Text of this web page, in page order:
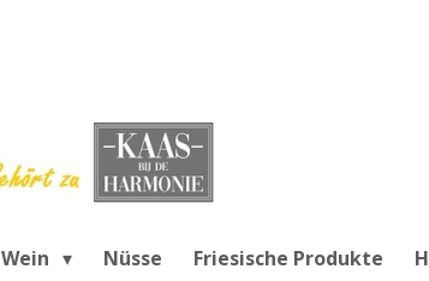
Wein Nüsse Friesische Produkte